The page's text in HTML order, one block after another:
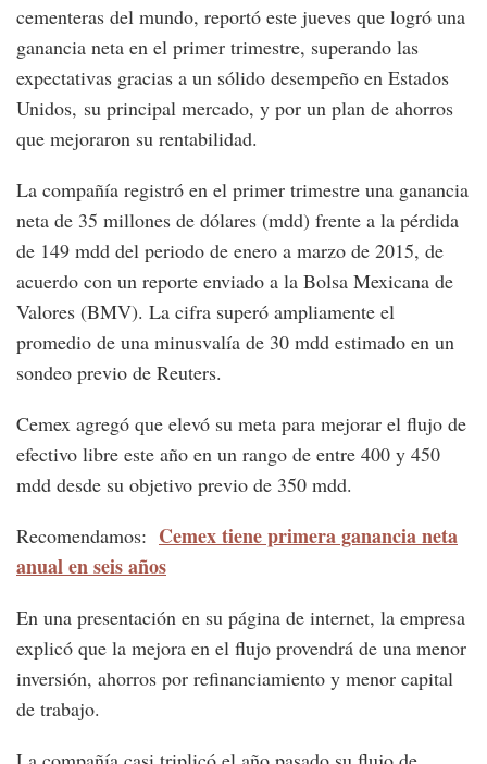
cementeras del mundo, reportó este jueves que logró una
ganancia neta en el primer trimestre, superando las
expectativas gracias a un sólido desempeño en Estados
Unidos, su principal mercado, y por un plan de ahorros
que mejoraron su rentabilidad.
La compañía registró en el primer trimestre una ganancia
neta de 35 millones de dólares (mdd) frente a la pérdida
de 149 mdd del periodo de enero a marzo de 2015, de
acuerdo con un reporte enviado a la Bolsa Mexicana de
Valores (BMV). La cifra superó ampliamente el
promedio de una minusvalía de 30 mdd estimado en un
sondeo previo de Reuters.
Cemex agregó que elevó su meta para mejorar el flujo de
efectivo libre este año en un rango de entre 400 y 450
mdd desde su objetivo previo de 350 mdd.
Recomendamos: Cemex tiene primera ganancia neta
anual en seis años
En una presentación en su página de internet, la empresa
explicó que la mejora en el flujo provendrá de una menor
inversión, ahorros por refinanciamiento y menor capital
de trabajo.